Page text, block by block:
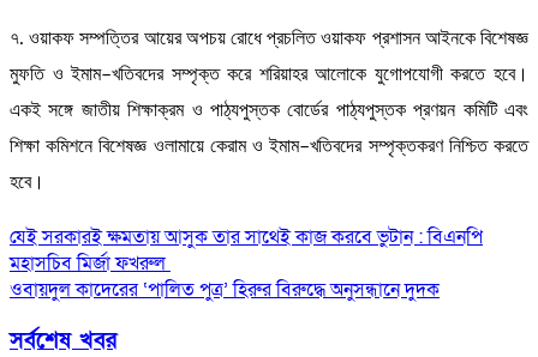
৭. ওয়াকফ সম্পত্তির আয়ের অপচয় রোধে প্রচলিত ওয়াকফ প্রশাসন আইনকে বিশেষজ্ঞ
মুফতি ও ইমাম–খতিবদের সম্পৃক্ত করে শরিয়াহর আলোকে যুগোপযোগী করতে হবে।
একই সঙ্গে জাতীয় শিক্ষাক্রম ও পাঠ্যপুস্তক বোর্ডের পাঠ্যপুস্তক প্রণয়ন কমিটি এবং
শিক্ষা কমিশনে বিশেষজ্ঞ ওলামায়ে কেরাম ও ইমাম–খতিবদের সম্পৃক্তকরণ নিশ্চিত করতে
হবে।
Post
navigation
যেই সরকারই ক্ষমতায় আসুক তার সাথেই কাজ করবে ভুটান : বিএনপি
মহাসচিব মির্জা ফখরুল
ওবায়দুল কাদেরের ‘পালিত পুত্র’ হিরুর বিরুদ্ধে অনুসন্ধানে দুদক
সর্বশেষ খবর